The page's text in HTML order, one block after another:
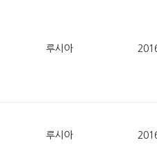
루시아
루시아